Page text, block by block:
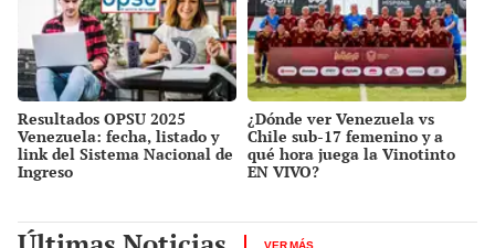
Resultados OPSU 2025
Venezuela: fecha, listado y
link del Sistema Nacional de
Ingreso
¿Dónde ver Venezuela vs
Chile sub-17 femenino y a
qué hora juega la Vinotinto
EN VIVO?
VER MÁS